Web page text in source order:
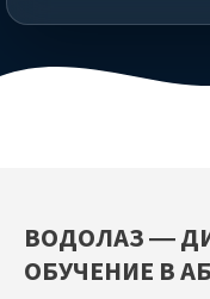
ВОДОЛАЗ —
ОБУЧЕНИЕ В